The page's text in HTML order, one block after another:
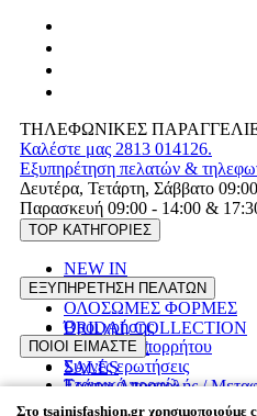
ΤΗΛΕΦΩΝΙΚΕΣ
Καλέστε μας 2813 014126.
Εξυπηρέτηση πελατών &
Δευτέρα, Τετάρτη, Σάββατο
Παρασκευή 09:00 - 14:00 &
TOP ΚΑΤΗΓΟΡΙΕΣ
NEW IN
ΦΟΡΕΜΑΤΑ
ΟΛΟΣΩΜΕΣ ΦΟΡΜΕΣ
BRIDAL COLLECTION
PLUS SIZE
SALES
ΕΞΥΠΗΡΕΤΗΣΗ ΠΕΛΑΤΩΝ
Όροι χρήσης
Πολιτική Απορρήτου
Συχνές ερωτήσεις
Τρόποι Αποστολής /
Επιστροφές προϊόντων
ΠΟΙΟΙ ΕΙΜΑΣΤΕ
Εταιρικό προφίλ
Επικοινωνία
Στο tsainisfashion.gr χρησιμοποιούμε